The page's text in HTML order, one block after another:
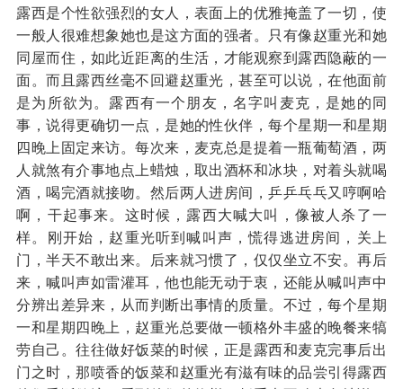
露西是个性欲强烈的女人，表面上的优雅掩盖了一切，使
一般人很难想象她也是这方面的强者。只有像赵重光和她
同屋而住，如此近距离的生活，才能观察到露西隐蔽的一
面。而且露西丝毫不回避赵重光，甚至可以说，在他面前
是为所欲为。露西有一个朋友，名字叫麦克，是她的同
事，说得更确切一点，是她的性伙伴，每个星期一和星期
四晚上固定来访。每次来，麦克总是提着一瓶葡萄酒，两
人就煞有介事地点上蜡烛，取出酒杯和冰块，对着头就喝
酒，喝完酒就接吻。然后两人进房间，乒乒乓乓又哼啊哈
啊，干起事来。这时候，露西大喊大叫，像被人杀了一
样。刚开始，赵重光听到喊叫声，慌得逃进房间，关上
门，半天不敢出来。后来就习惯了，仅仅坐立不安。再后
来，喊叫声如雷灌耳，他也能无动于衷，还能从喊叫声中
分辨出差异来，从而判断出事情的质量。不过，每个星期
一和星期四晚上，赵重光总要做一顿格外丰盛的晚餐来犒
劳自己。往往做好饭菜的时候，正是露西和麦克完事后出
门之时，那喷香的饭菜和赵重光有滋有味的品尝引得露西